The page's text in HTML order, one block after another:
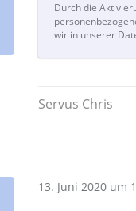
Durch die
wir in unserer
Servus Chris
13. Juni 2020 um